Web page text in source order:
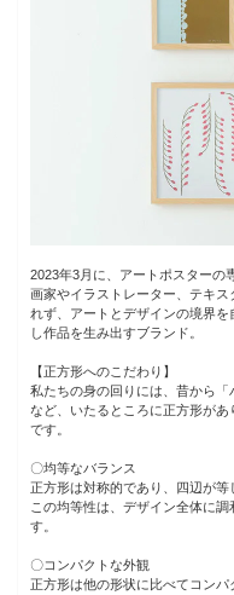
2023年3月に、アートポスターの
画家やイラストレーター、テキ
れず、アートとデザインの境界
し作品を生み出すブランド。
【正方形へのこだわり】
私たちの身の回りには、昔から「
など、いたるところに正方形が
です。
〇均等なバランス
正方形は対称的であり、四辺が等
この均等性は、デザイン全体に
す。
〇コンパクトな外観
正方形は他の形状に比べてコン